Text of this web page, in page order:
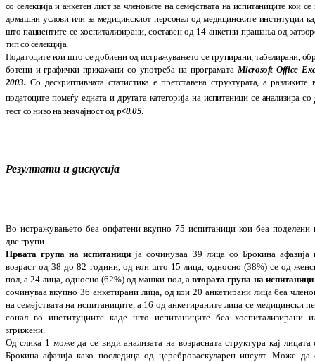
со селекцијаи анкетен лист за членовите на семејствата на испитаниците кои се
домашни услови или за медицинскиот персонал од медицинските институции
што пациентите се хоспитализирани,составен од 14 анкетни прашања од
тип со селекција.
Пода­тоците кои што се добиени од истра­жу­ва­њето се групирани, табелирани,
бо­тени и графички прикажани со употреба на про­грамата Microsoft Office
2003. Со дескриптивната статистика е претставена струк­турата, а разликите
податоците по­меѓу едната и другата категорија на испи­та­ници се анализира со
тест со ниво на значајност од р<0.05
Резултати и дискусија
Во истражувањето беа опфатени вкупно 75 испитаници кои беа поделени
две групи.
Првата група на испитаници ја сочинуваа 39 лица со Брокина афазија
возраст од 38 до 82 години, од кои што 15 лица, односно (38%) се од
пол, а 24 лица, односно (62%) од машки пол, а втората група на испи
сочинуваа вкупно 36 анке­ти­рани лица, од кои 20 анкетирани лица беа чле­но
на семејствата на испитаниците, а 16 од анкетираните лица се медицински
со­нал во институциите каде што испи­та­ни­ците беа хоспитализирани
згрижени.
Од слика 1 може да се види анализата на воз­расната структура кај лицата
Брокина афазија како последица од цере­бро­ва­ску­ла­рен инсулт.Може да